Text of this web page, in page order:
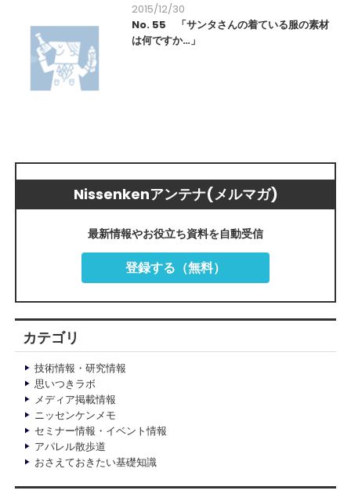
2015/12/30
No. 55 「サンタさんの着ている服の素材
は何ですか…」
Nissenkenアンテナ(メルマガ)
最新情報やお役立ち資料を自動受信
登録する（無料）
カテゴリ
技術情報・研究情報
思いつきラボ
メディア掲載情報
ニッセンケンメモ
セミナー情報・イベント情報
アパレル散歩道
おさえておきたい基礎知識